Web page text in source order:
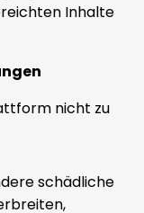
Inhalte
nicht zu
schädliche